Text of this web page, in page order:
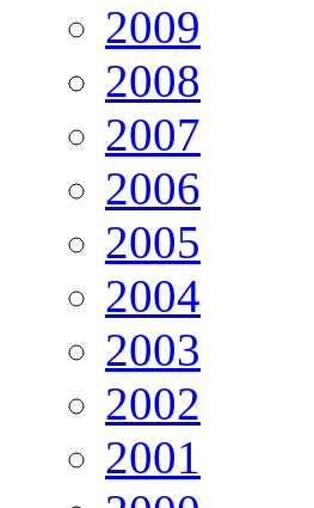
2009
2008
2007
2006
2005
2004
2003
2002
2001